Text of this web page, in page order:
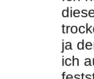
ja
ich